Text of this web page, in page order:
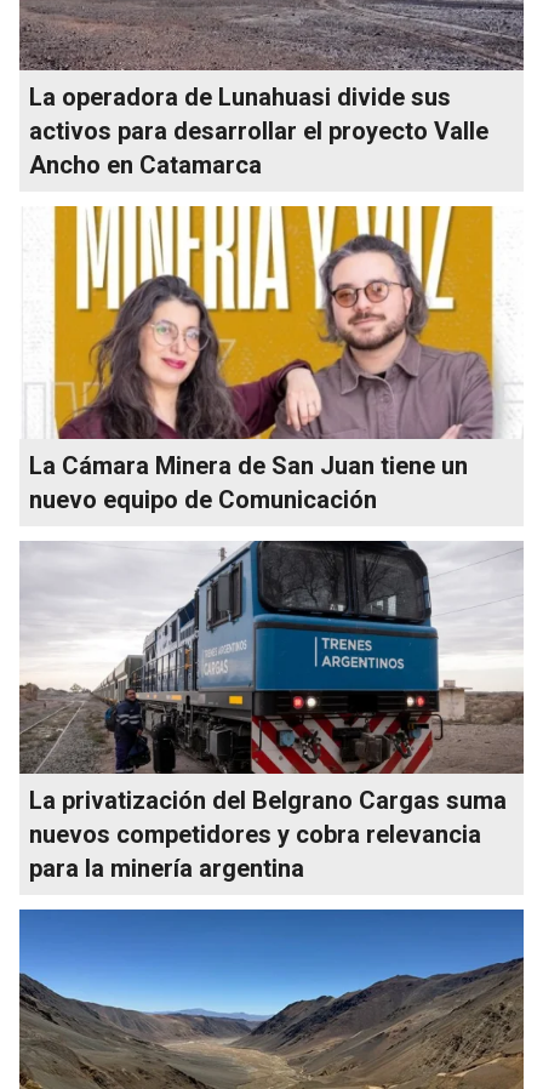
La operadora de Lunahuasi divide sus
activos para desarrollar el proyecto Valle
Ancho en Catamarca
La Cámara Minera de San Juan tiene un
nuevo equipo de Comunicación
La privatización del Belgrano Cargas suma
nuevos competidores y cobra relevancia
para la minería argentina